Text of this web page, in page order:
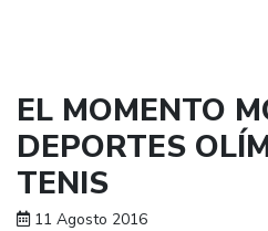
EL MOMENTO
DEPORTES
TENIS
11 Agosto 2016